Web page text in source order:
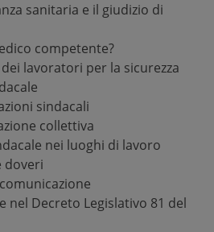
sanitaria e il giudizio di
competente?
lavoratori per la sicurezza
sindacali
collettiva
nei luoghi di lavoro
doveri
nel Decreto Legislativo 81 del